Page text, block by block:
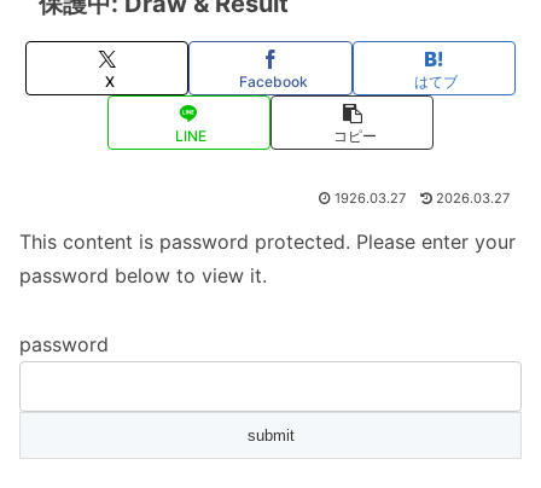
X Facebook はてブ
LINE コピー
1926.03.27 2026.03.27
This content is password protected. Please enter your
password below to view it.
password